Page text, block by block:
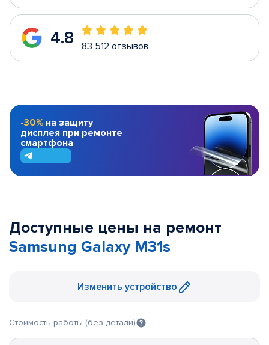
4.8 83 512 отзывов
-30% на защиту
дисплея при ремонте
смартфона
Доступные цены на ремонт
Samsung Galaxy M31s
Изменить устройство
Стоимость работы (без детали)